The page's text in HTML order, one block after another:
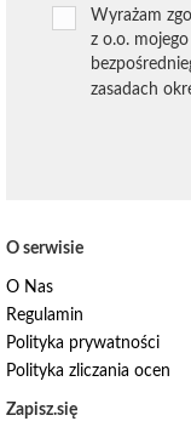
Wyrażam
z o.o.
zasadach
O serwisie
O Nas
Regulamin
Polityka prywatności
Polityka zliczania ocen
Zapisz.się